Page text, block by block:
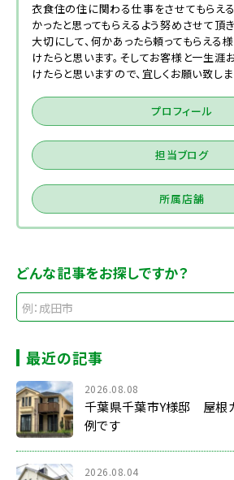
衣食住の住に関わる仕事をさせてもらえ
かったと思ってもらえるよう努めさせて頂
大切にして、何かあったら頼ってもらえる
けたらと思います。そしてお客様と一生涯
けたらと思いますので、宜しくお願い致しま
プロフィール
担当ブログ
所属店舗
どんな記事をお探しですか？
最近の記事
2026.08.08
千葉県千葉市Y様邸 屋根
例です
2026.08.04